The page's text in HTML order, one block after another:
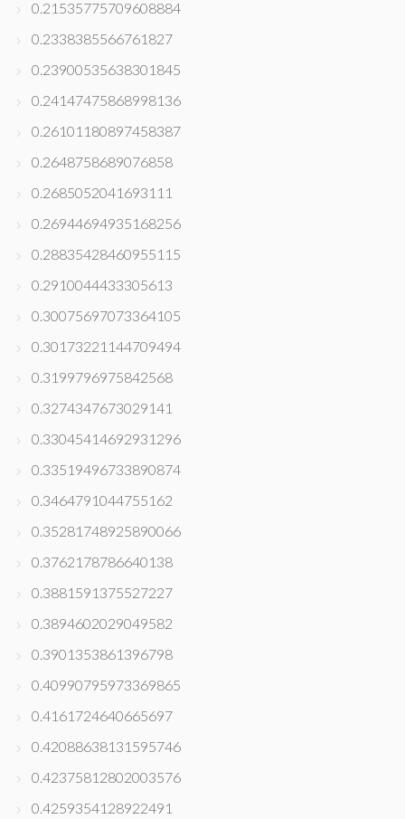
0.21535775709608884
0.2338385566761827
0.23900535638301845
0.24147475868998136
0.26101180897458387
0.2648758689076858
0.2685052041693111
0.26944694935168256
0.28835428460955115
0.2910044433305613
0.30075697073364105
0.30173221144709494
0.3199796975842568
0.3274347673029141
0.33045414692931296
0.33519496733890874
0.3464791044755162
0.35281748925890066
0.3762178786640138
0.3881591375527227
0.3894602029049582
0.3901353861396798
0.40990795973369865
0.4161724640665697
0.42088638131595746
0.42375812802003576
0.4259354128922491